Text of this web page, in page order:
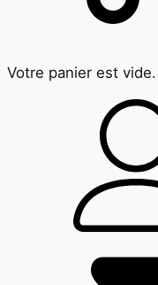
Votre panier est vide.